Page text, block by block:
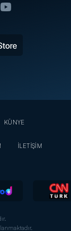
KÜNYE
İLETİŞİM